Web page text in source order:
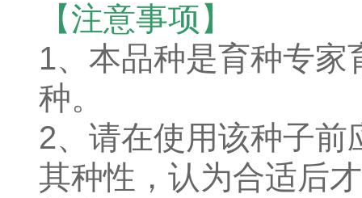
【注意事项】
1、本品种是育种专
种。
2、请在使用该种子
其种性，认为合适后